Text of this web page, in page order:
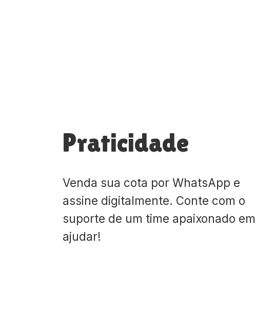
Praticidade
Venda sua cota por WhatsApp e
assine digitalmente. Conte com o
suporte de um time apaixonado em
ajudar!